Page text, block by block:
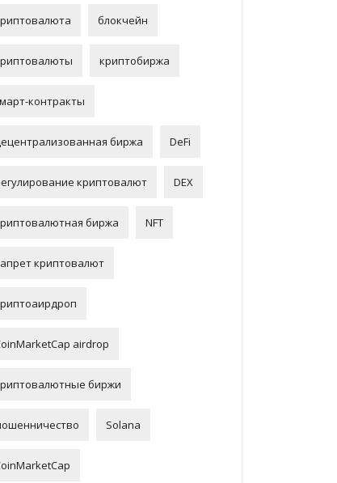
блокчейн
криптобиржа
контракты
биржа DeFi
криптовалют DEX
биржа NFT
криптовалют
airdrop
биржи
Solana